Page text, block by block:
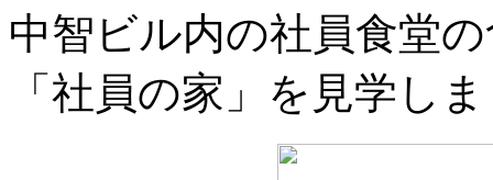
中智ビル内の社員食堂
「社員の家」を見学し